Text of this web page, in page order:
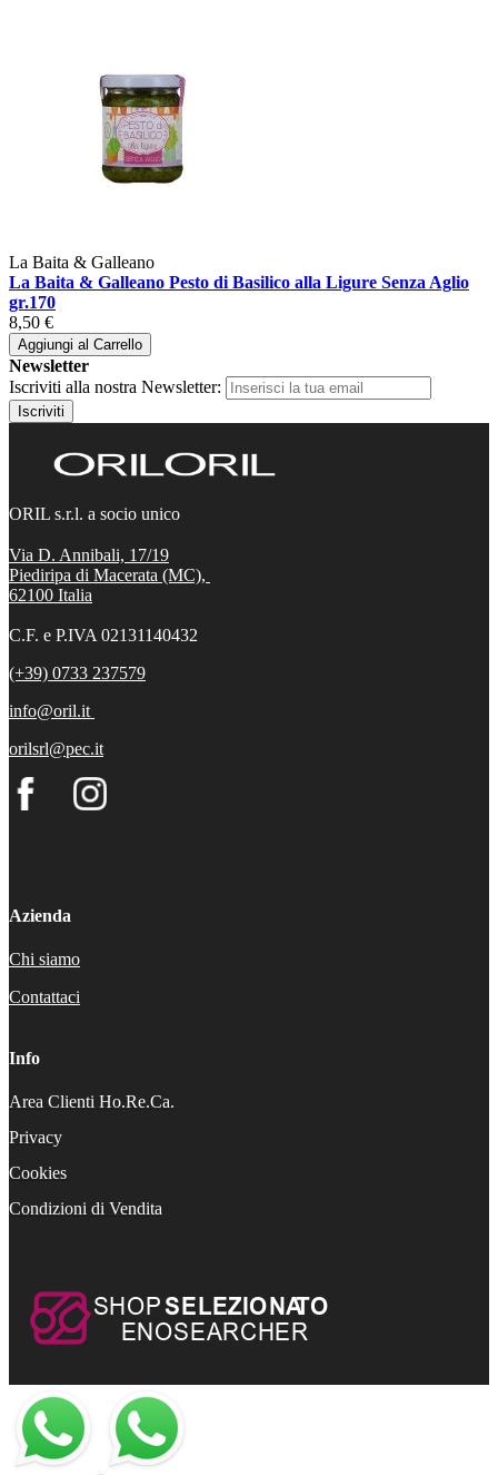
La Baita & Galleano
La Baita & Galleano Pesto di Basilico alla Ligure Senza Aglio
gr.170
8,50 €
Aggiungi al Carrello
Newsletter
Iscriviti alla nostra Newsletter:
Iscriviti
ORIL s.r.l. a socio unico
Via D. Annibali, 17/19
Piediripa di Macerata (MC),
62100 Italia
C.F. e P.IVA 02131140432
(+39) 0733 237579
info@oril.it
orilsrl@pec.it
Azienda
Chi siamo
Contattaci
Info
Area Clienti Ho.Re.Ca.
Privacy
Cookies
Condizioni di Vendita